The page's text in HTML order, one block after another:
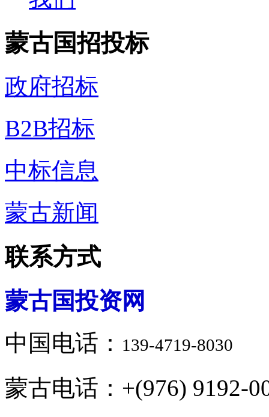
蒙古国招投标
政府招标
B2B招标
中标信息
蒙古新闻
联系方式
蒙古国投资网
中国电话： 139-4719-8030
蒙古电话：+(976) 9192-